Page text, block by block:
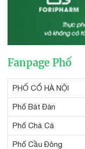
Fanpage Phố
PHỐ CỔ HÀ NỘI
Phố Bát Đàn
Phố Chả Cá
Phố Cầu Đông